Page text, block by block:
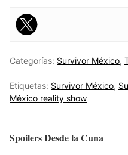
Categorías: Survivor México,
Etiquetas: Survivor México,
México reality show
Spoilers Desde la Cuna